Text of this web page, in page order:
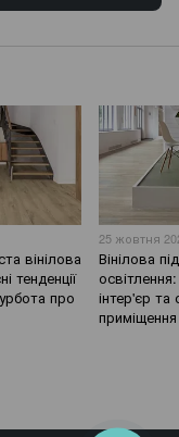
вінілова
тенденції
про
25 жовтня
Вінілова
інтер'єр та
приміщення